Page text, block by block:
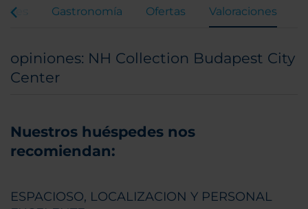
Gastronomía Ofertas Valoraciones
opiniones: NH Collection Budapest City
Center
Nuestros huéspedes nos
recomiendan:
ESPACIOSO, LOCALIZACION Y PERSONAL